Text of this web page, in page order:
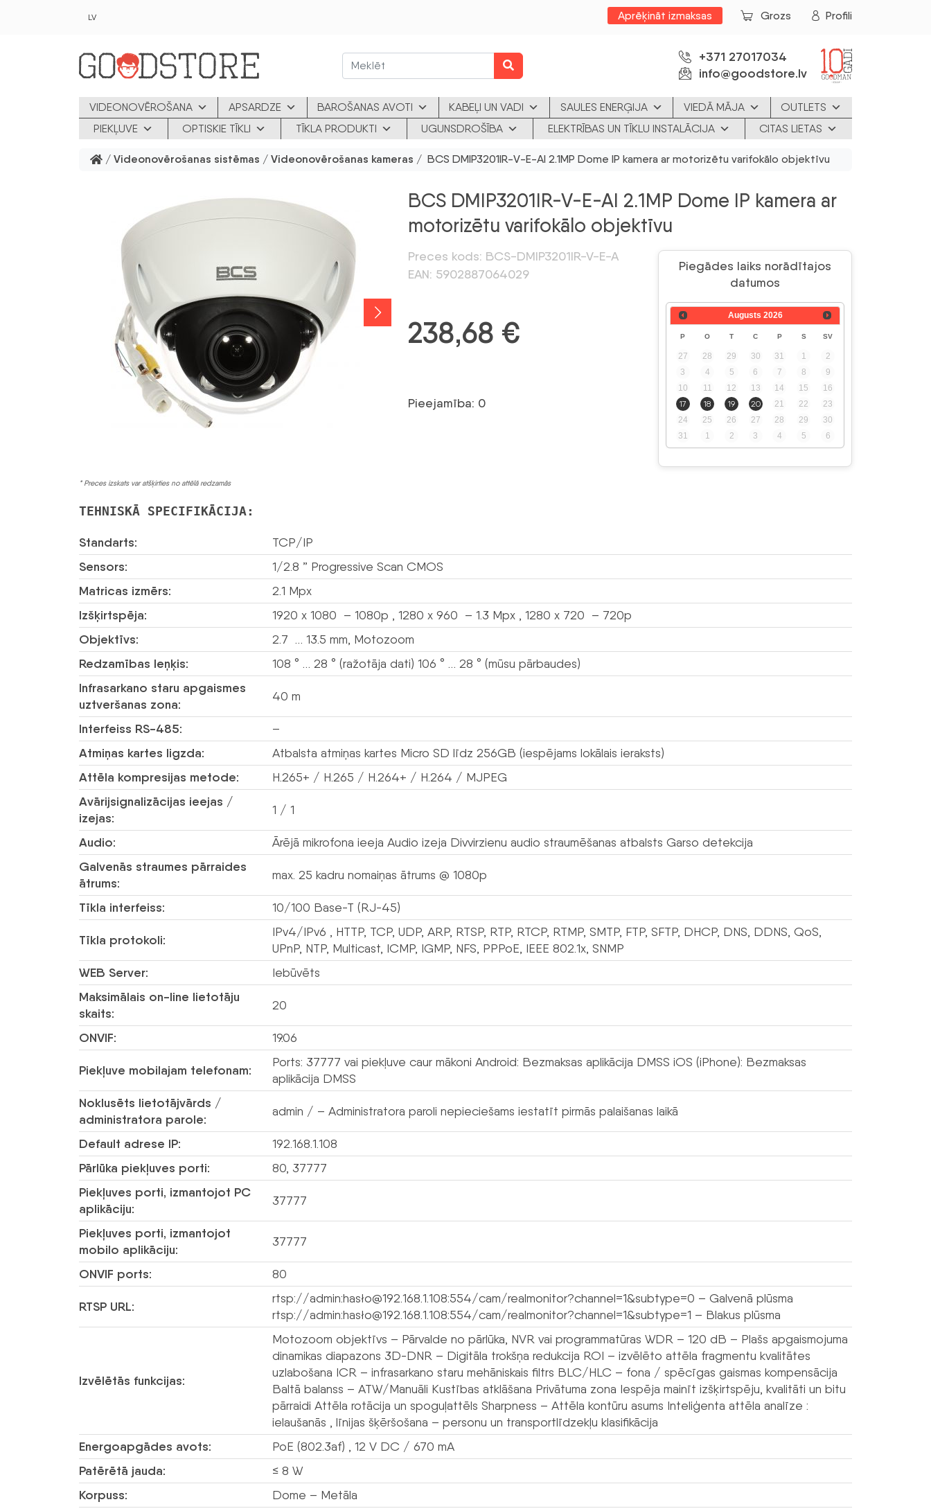
LV Aprēķināt izmaksas Grozs Profili
+371 27017034
info@goodstore.lv
VIDEONOVĒROŠANA APSARDZE BAROŠANAS AVOTI KABEĻI UN VADI SAULES ENERĢIJA VIEDĀ MĀJA
OUTLETS
PIEKĻUVE
OPTISKIE TĪKLI TĪKLA PRODUKTI UGUNSDROŠĪBA ELEKTRĪBAS UN TĪKLU INSTALĀCIJA CITAS LIETAS
/ Videonovērošanas sistēmas / Videonovērošanas kameras / BCS DMIP3201IR-V-E-AI 2.1MP Dome IP kamera ar motorizētu varifokālo objektīvu
* Preces izskats var atšķirties no attēlā redzamās
BCS DMIP3201IR-V-E-AI 2.1MP Dome IP kamera ar
motorizētu varifokālo objektīvu
Preces kods: BCS-DMIP3201IR-V-E-A
EAN: 5902887064029
Piegādes laiks norādītajos
datumos
Augusts 2026
P O T C P S SV
27 28 29 30 31 1
2
3
4 5 6 7 8
9
10
11 12 13 14 15
16
17
18 19 20 21 22
23
24
25 26 27 28 29
30
31
1 2 3 4 5 6
238,68 €
Pieejamība: 0
TEHNISKĀ SPECIFIKĀCIJA:
Standarts: TCP/IP
Sensors: 1/2.8 ” Progressive Scan CMOS
Matricas izmērs: 2.1 Mpx
Izšķirtspēja: 1920 x 1080 – 1080p , 1280 x 960 – 1.3 Mpx , 1280 x 720 – 720p
Objektīvs: 2.7 … 13.5 mm, Motozoom
Redzamības leņķis: 108 ° … 28 ° (ražotāja dati) 106 ° … 28 ° (mūsu pārbaudes)
Infrasarkano staru apgaismes
uztveršanas zona:
40 m
Interfeiss RS-485: –
Atmiņas kartes ligzda: Atbalsta atmiņas kartes Micro SD līdz 256GB (iespējams lokālais ieraksts)
Attēla kompresijas metode: H.265+ / H.265 / H.264+ / H.264 / MJPEG
Avārijsignalizācijas ieejas /
izejas:
1 / 1
Audio: Ārējā mikrofona ieeja Audio izeja Divvirzienu audio straumēšanas atbalsts Garso detekcija
Galvenās straumes pārraides
ātrums:
max. 25 kadru nomaiņas ātrums @ 1080p
Tīkla interfeiss: 10/100 Base-T (RJ-45)
Tīkla protokoli:
IPv4/IPv6 , HTTP, TCP, UDP, ARP, RTSP, RTP, RTCP, RTMP, SMTP, FTP, SFTP, DHCP, DNS, DDNS, QoS,
UPnP, NTP, Multicast, ICMP, IGMP, NFS, PPPoE, IEEE 802.1x, SNMP
WEB Server: Iebūvēts
Maksimālais on-line lietotāju
skaits:
20
ONVIF: 19.06
Piekļuve mobilajam telefonam:
Ports: 37777 vai piekļuve caur mākoni Android: Bezmaksas aplikācija DMSS iOS (iPhone): Bezmaksas
aplikācija DMSS
Noklusēts lietotājvārds /
administratora parole:
admin / – Administratora paroli nepieciešams iestatīt pirmās palaišanas laikā
Default adrese IP: 192.168.1.108
Pārlūka piekļuves porti: 80, 37777
Piekļuves porti, izmantojot PC
aplikāciju:
37777
Piekļuves porti, izmantojot
mobilo aplikāciju:
37777
ONVIF ports: 80
RTSP URL:
rtsp://admin:hasło@192.168.1.108:554/cam/realmonitor?channel=1&subtype=0 – Galvenā plūsma
rtsp://admin:hasło@192.168.1.108:554/cam/realmonitor?channel=1&subtype=1 – Blakus plūsma
Izvēlētās funkcijas:
Motozoom objektīvs – Pārvalde no pārlūka, NVR vai programmatūras WDR – 120 dB – Plašs apgaismojuma
dinamikas diapazons 3D-DNR – Digitāla trokšņa redukcija ROI – izvēlēto attēla fragmentu kvalitātes
uzlabošana ICR – infrasarkano staru mehāniskais filtrs BLC/HLC – fona / spēcīgas gaismas kompensācija
Baltā balanss – ATW/Manuāli Kustības atklāšana Privātuma zona Iespēja mainīt izšķirtspēju, kvalitāti un bitu
pārraidi Attēla rotācija un spoguļattēls Sharpness – Attēla kontūru asums Inteliģenta attēla analīze :
ielaušanās , līnijas šķēršošana – personu un transportlīdzekļu klasifikācija
Energoapgādes avots: PoE (802.3af) , 12 V DC / 670 mA
Patērētā jauda: ≤ 8 W
Korpuss: Dome – Metāla